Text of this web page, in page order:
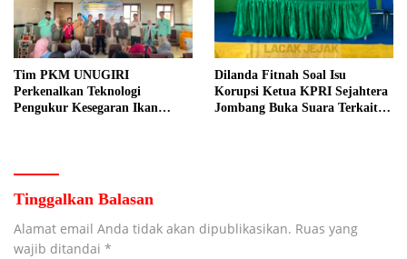
Tim PKM UNUGIRI
Perkenalkan Teknologi
Pengukur Kesegaran Ikan
Dilanda Fitnah Soal Isu
Korupsi Ketua KPRI Sejahtera
Jombang Buka Suara Terkait
Tinggalkan Balasan
Alamat email Anda tidak akan dipublikasikan. Ruas yang
wajib ditandai *